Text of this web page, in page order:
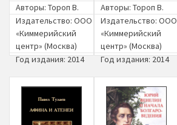
Авторы: Тороп В.
Издательство: ООО
«Киммерийский
центр» (Москва)
Год издания: 2014
Авторы: Тороп В.
Издательство: ООО
«Киммерийский
центр» (Москва)
Год издания: 2014